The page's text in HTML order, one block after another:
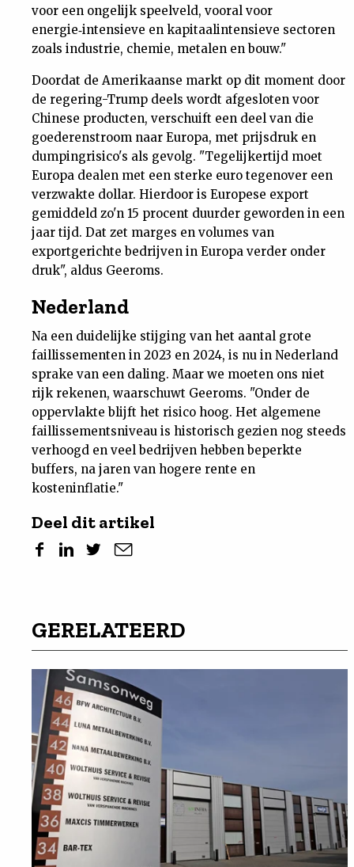
voor een ongelijk speelveld, vooral voor
energie‑intensieve en kapitaalintensieve sectoren
zoals industrie, chemie, metalen en bouw."
Doordat de Amerikaanse markt op dit moment door
de regering-Trump deels wordt afgesloten voor
Chinese producten, verschuift een deel van die
goederenstroom naar Europa, met prijsdruk en
dumpingrisico's als gevolg. "Tegelijkertijd moet
Europa dealen met een sterke euro tegenover een
verzwakte dollar. Hierdoor is Europese export
gemiddeld zo'n 15 procent duurder geworden in een
jaar tijd. Dat zet marges en volumes van
exportgerichte bedrijven in Europa verder onder
druk", aldus Geeroms.
Nederland
Na een duidelijke stijging van het aantal grote
faillissementen in 2023 en 2024, is nu in Nederland
sprake van een daling. Maar we moeten ons niet
rijk rekenen, waarschuwt Geeroms. "Onder de
oppervlakte blijft het risico hoog. Het algemene
faillissementsniveau is historisch gezien nog steeds
verhoogd en veel bedrijven hebben beperkte
buffers, na jaren van hogere rente en
kosteninflatie."
Deel dit artikel
GERELATEERD